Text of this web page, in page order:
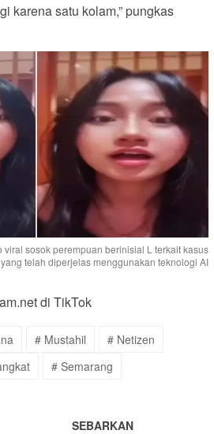
karena satu kolam,” pungkas
viral sosok perempuan berinisial L terkait kasus
telah diperjelas menggunakan teknologi AI
di TikTok
# Mustahil
# Netizen
# Semarang
SEBARKAN